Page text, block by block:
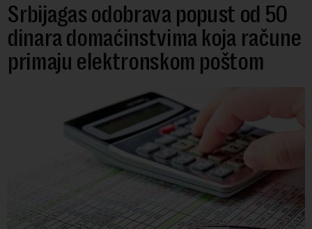
Srbijagas odobrava popust od 50
dinara domaćinstvima koja račune
primaju elektronskom poštom